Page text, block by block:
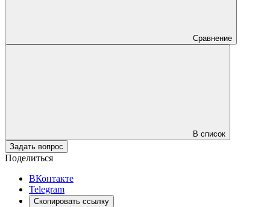
Сравнение
В список
Задать вопрос
Поделиться
ВКонтакте
Telegram
Скопировать ссылку